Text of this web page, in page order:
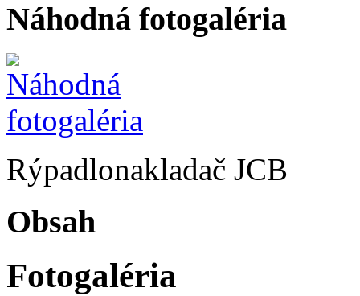
Náhodná fotogaléria
Rýpadlonakladač JCB
Obsah
Fotogaléria